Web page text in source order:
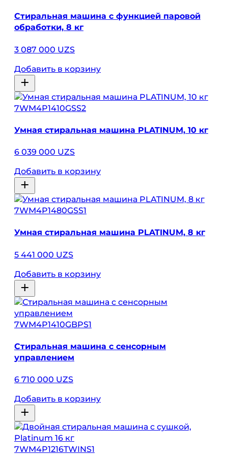
Стиральная машина с функцией паровой
обработки, 8 кг
3 087 000 UZS
Добавить в корзину
7WM4P1410GSS2
Умная стиральная машина PLATINUM, 10 кг
6 039 000 UZS
Добавить в корзину
7WM4P1480GSS1
Умная стиральная машина PLATINUM, 8 кг
5 441 000 UZS
Добавить в корзину
7WM4P1410GBPS1
Стиральная машина с сенсорным
управлением
6 710 000 UZS
Добавить в корзину
7WM4P1216TWINS1